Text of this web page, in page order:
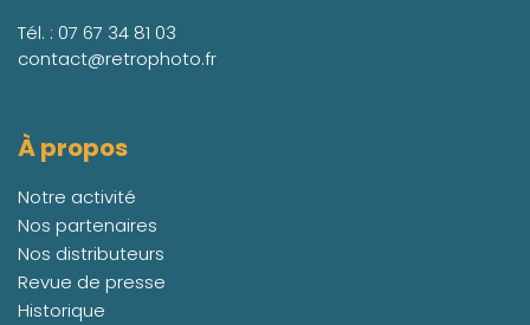
Tél. : 07 67 34 81 03
contact@retrophoto.fr
À propos
Notre activité
Nos partenaires
Nos distributeurs
Revue de presse
Historique